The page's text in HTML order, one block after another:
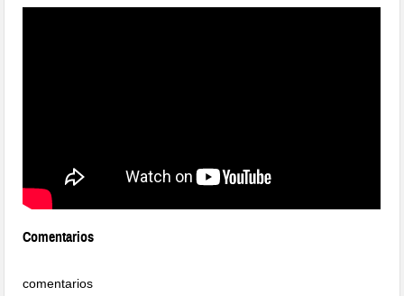
Comentarios
comentarios